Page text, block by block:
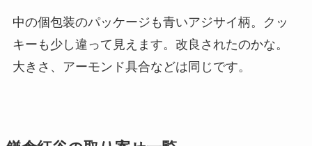
中の個包装のパッケージも青いアジサイ柄。クッ
キーも少し違って見えます。改良されたのかな。
大きさ、アーモンド具合などは同じです。